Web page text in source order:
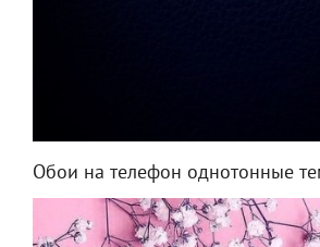
Обои на телефон однотонные